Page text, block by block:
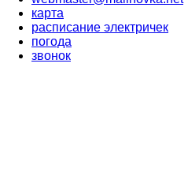
карта
расписание электричек
погода
звонок